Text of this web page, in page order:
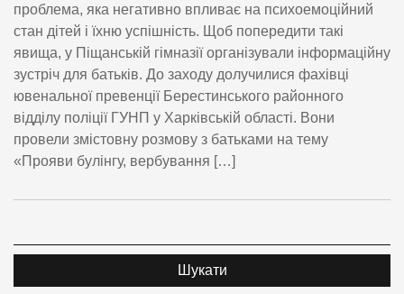
проблема, яка негативно впливає на психоемоційний
стан дітей і їхню успішність. Щоб попередити такі
явища, у Піщанській гімназії організували інформаційну
зустріч для батьків. До заходу долучилися фахівці
ювенальної превенції Берестинського районного
відділу поліції ГУНП у Харківській області. Вони
провели змістовну розмову з батьками на тему
«Прояви булінгу, вербування […]